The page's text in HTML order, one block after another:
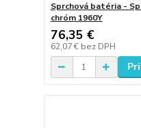
Sprchová batéria -
chróm 1960Y
76,35 €
62,07 € bez DPH